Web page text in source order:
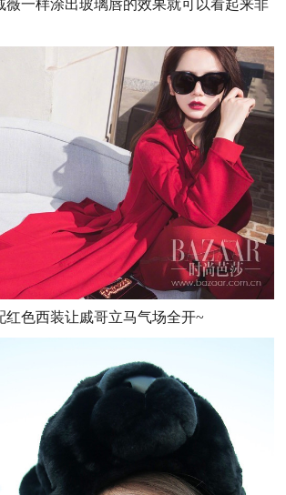
薇一样涂出玻璃唇的效果就可以看起来非
红色西装让戚哥立马气场全开~